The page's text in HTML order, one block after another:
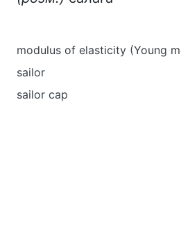
modulus of elasticity (Young
sailor
sailor cap